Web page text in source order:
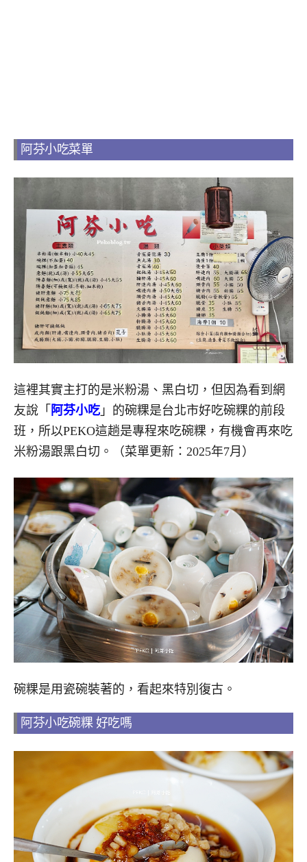
阿芬小吃菜單
這裡其實主打的是米粉湯、黑白切，但因為看到網
友說「 阿芬小吃」的碗粿是台北市好吃碗粿的前段
班，所以PEKO這趟是專程來吃碗粿，有機會再來吃
米粉湯跟黑白切。（菜單更新：2025年7月）
碗粿是用瓷碗裝著的，看起來特別復古。
阿芬小吃碗粿 好吃嗎